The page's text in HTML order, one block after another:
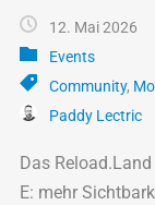
12. Mai 2026
Events
Community,
Paddy Lectric
Das
E: mehr